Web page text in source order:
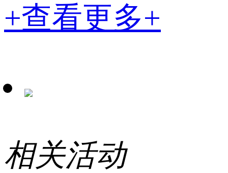
+查看更多+
相关活动